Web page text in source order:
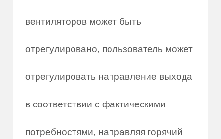
вентиляторов может быть
отрегулировано, пользователь может
отрегулировать направление выхода
в соответствии с фактическими
потребностями, направляя горячий